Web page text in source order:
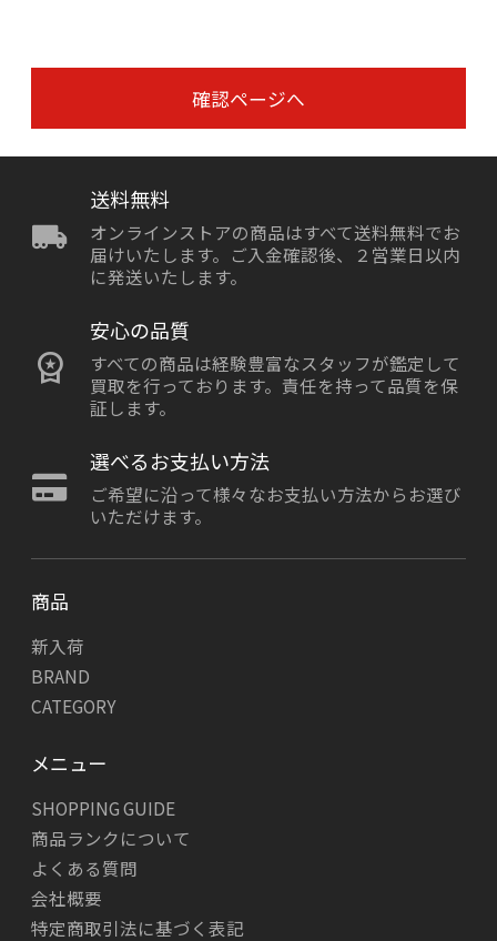
確認ページへ
送料無料
オンラインストアの商品はすべて送料無料でお
届けいたします。ご入金確認後、２営業日以内
に発送いたします。
安心の品質
すべての商品は経験豊富なスタッフが鑑定して
買取を行っております。責任を持って品質を保
証します。
選べるお支払い方法
ご希望に沿って様々なお支払い方法からお選び
いただけます。
商品
新入荷
BRAND
CATEGORY
メニュー
SHOPPING GUIDE
商品ランクについて
よくある質問
会社概要
特定商取引法に基づく表記